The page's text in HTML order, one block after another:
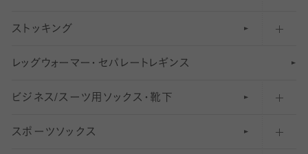
スニーカー（くるぶし）用ソックス
アンクル・ショートソックス（くるぶし上）
クルーソックス（ふくらはぎ下）
ハイソックス
31〜40デニールタイツ
41〜60デニールタイツ
61〜80デニールタイツ
81 〜110デニールタイツ
柄レギンス
無地レギンス
レギンスパンツ（レギパン）
マタニティレギンス
ストッキング
伝線しにくいストッキング
ショートストッキング
結婚式用ストッキング
レッ グ ウォー マー ・ セパレー ト レ ギンス
ビジネス/スーツ用 ソックス・靴下
匠シリーズ
スポーツソックス